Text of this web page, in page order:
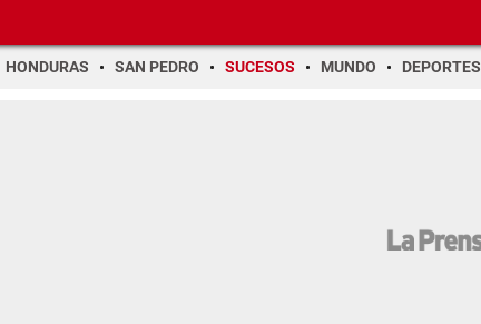
HONDURAS SAN PEDRO SUCESOS MUNDO DEPORTES